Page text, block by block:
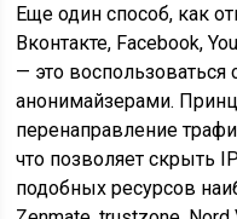
Еще один способ, как
Вконтакте, Facebook,
— это
анонимайзерами.
перенаправление
что позволяет скрыть
подобных ресурсов